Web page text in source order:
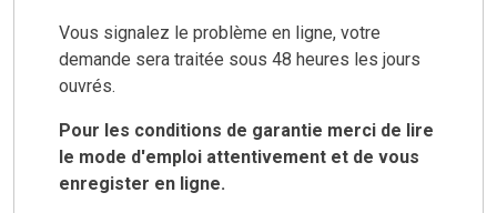
Vous signalez le problème en ligne, votre
demande sera traitée sous 48 heures les jours
ouvrés.
Pour les conditions de garantie merci de lire
le mode d'emploi attentivement et de vous
enregister en ligne.